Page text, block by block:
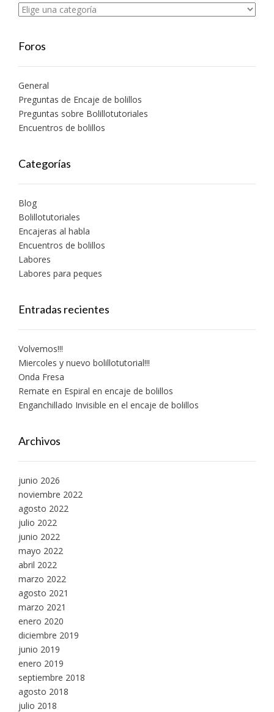
Foros
General
Preguntas de Encaje de bolillos
Preguntas sobre Bolillotutoriales
Encuentros de bolillos
Categorías
Blog
Bolillotutoriales
Encajeras al habla
Encuentros de bolillos
Labores
Labores para peques
Entradas recientes
Volvemos!!!
Miercoles y nuevo bolillotutorial!!!
Onda Fresa
Remate en Espiral en encaje de bolillos
Enganchillado Invisible en el encaje de bolillos
Archivos
junio 2026
noviembre 2022
agosto 2022
julio 2022
junio 2022
mayo 2022
abril 2022
marzo 2022
agosto 2021
marzo 2021
enero 2020
diciembre 2019
junio 2019
enero 2019
septiembre 2018
agosto 2018
julio 2018